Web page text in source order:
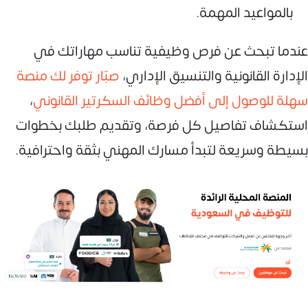
بالمواعيد المهمة.
عندما تبحث عن فرص وظيفية تناسب مهاراتك في
الإدارة القانونية والتنسيق الإداري،صبّار توفر لك منصة
سهلة للوصول إلى أفضل وظائف السكرتير القانوني،
استكشاف تفاصيل كل فرصة، وتقديم طلبك بخطوات
بسيطة وسريعة لتبدأ مسارك المهني بثقة واحترافية.